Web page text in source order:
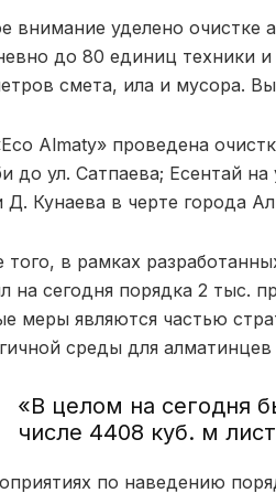
внимание уделено очистке
до 80 единиц техники и
смета, ила и мусора.
Almaty» проведена
до ул. Сатпаева; Есентай
Д. Кунаева в черте города
того, в рамках
на сегодня порядка 2 тыс.
меры являются частью
среды для алматинцев
«В целом на сегодня
числе 4408 куб. м
по наведению